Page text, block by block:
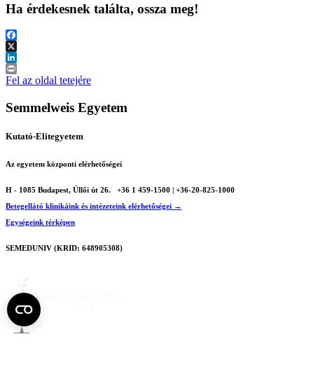
Ha érdekesnek találta, ossza meg!
Facebook
X
LinkedIn
Print
Fel az oldal tetejére
Semmelweis Egyetem
Kutató-Elitegyetem
Az egyetem központi elérhetőségei
H - 1085 Budapest, Üllői út 26.
+36 1 459-1500 | +36-20-825-1000
Betegellátó klinikáink és intézeteink elérhetőségei →
Egységeink térképen
SEMEDUNIV (KRID: 648905308)